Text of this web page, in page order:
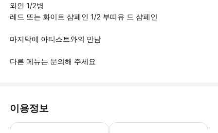
와인 1/2병
레드 또는 화이트 샴페인 1/2 부띠유 드 샴페인
마지막에 아티스트와의 만남
다른 메뉴는 문의해 주세요
이용정보
- 캐주얼하고 우아한 복장 규정을 준